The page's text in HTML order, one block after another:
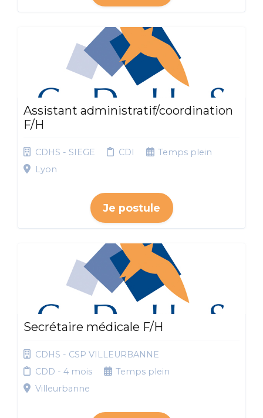
Assistant administratif/coordination
F/H
CDHS - SIEGE CDI
Temps plein
Lyon
Je postule
Secrétaire médicale F/H
CDHS - CSP VILLEURBANNE
CDD - 4 mois
Temps plein
Villeurbanne